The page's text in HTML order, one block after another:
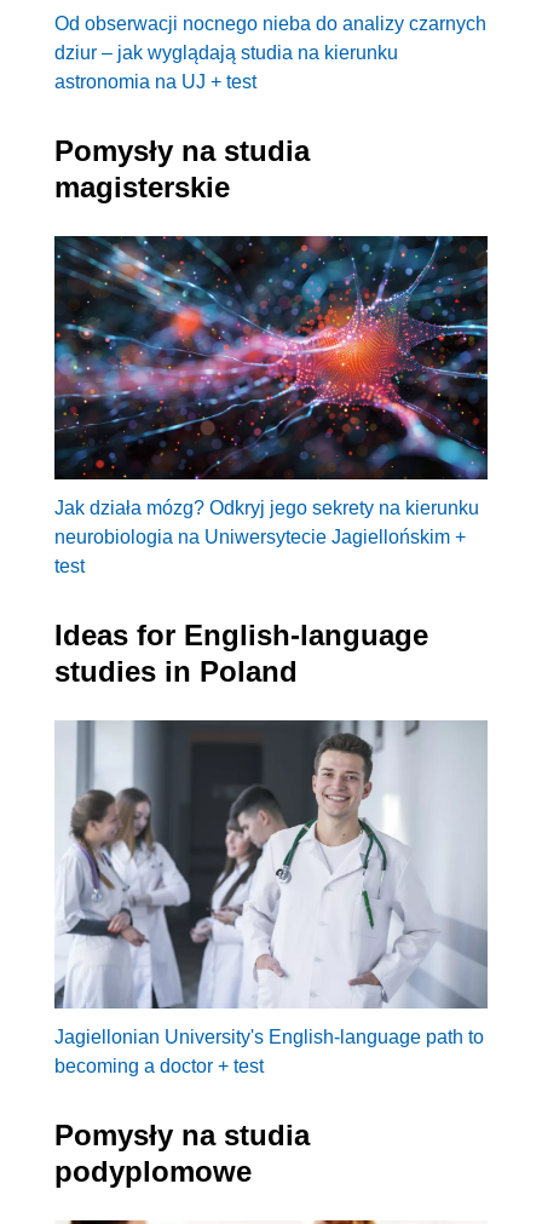
Od obserwacji nocnego nieba do analizy czarnych
dziur – jak wyglądają studia na kierunku
astronomia na UJ + test
Pomysły na studia
magisterskie
Jak działa mózg? Odkryj jego sekrety na kierunku
neurobiologia na Uniwersytecie Jagiellońskim +
test
Ideas for English-language
studies in Poland
Jagiellonian University's English-language path to
becoming a doctor + test
Pomysły na studia
podyplomowe